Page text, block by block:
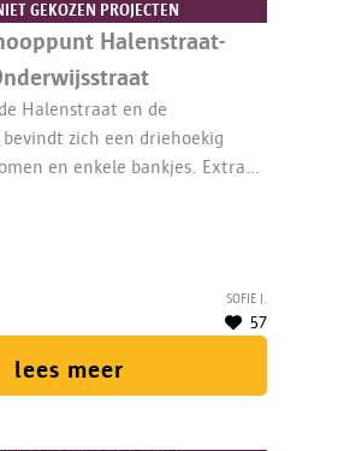
GEKOZEN PROJECTEN
Halenstraat-
Halenstraat en de
zich een driehoekig
en enkele bankjes. Extra
Sofie J.
57
lees meer